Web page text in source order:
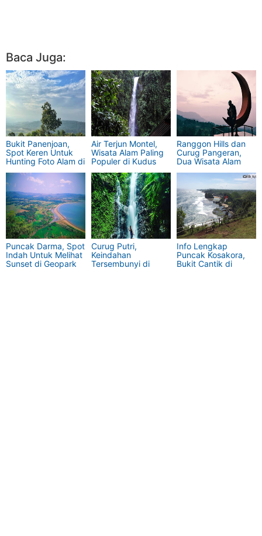
Baca Juga:
Bukit Panenjoan,
Spot Keren Untuk
Hunting Foto Alam di
Air Terjun Montel,
Wisata Alam Paling
Populer di Kudus
Ranggon Hills dan
Curug Pangeran,
Dua Wisata Alam
Gunung Salak
Puncak Darma, Spot
Indah Untuk Melihat
Sunset di Geopark
Curug Putri,
Keindahan
Tersembunyi di
Info Lengkap
Puncak Kosakora,
Bukit Cantik di